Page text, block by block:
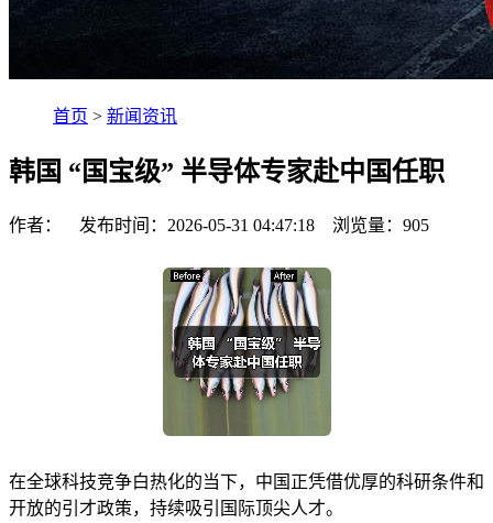
首页 > 新闻资讯
韩国 “国宝级” 半导体专家赴中国任职
作者： 发布时间：2026-05-31 04:47:18 浏览量： 905
在全球科技竞争白热化的当下，中国正凭借优厚的科研条件和
开放的引才政策，持续吸引国际顶尖人才。